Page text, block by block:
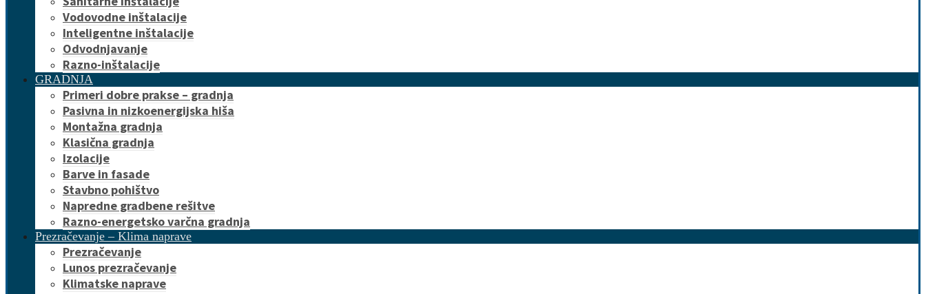
Vodovodne inštalacije
Inteligentne inštalacije
Odvodnjavanje
Razno-inštalacije
GRADNJA
Primeri dobre prakse – gradnja
Pasivna in nizkoenergijska hiša
Montažna gradnja
Klasična gradnja
Izolacije
Barve in fasade
Stavbno pohištvo
Napredne gradbene rešitve
Razno-energetsko varčna gradnja
Prezračevanje – Klima naprave
Prezračevanje
Lunos prezračevanje
Klimatske naprave